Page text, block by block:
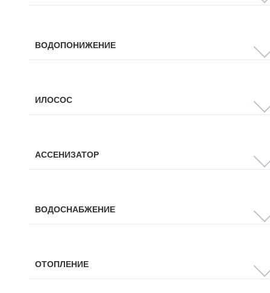
ВОДОПОНИЖЕНИЕ
ИЛОСОС
АССЕНИЗАТОР
ВОДОСНАБЖЕНИЕ
ОТОПЛЕНИЕ